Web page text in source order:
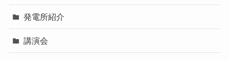
発電所紹介
講演会